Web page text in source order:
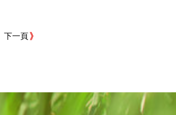
下一頁